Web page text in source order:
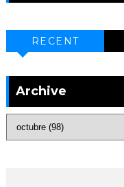
RECENT
Archive